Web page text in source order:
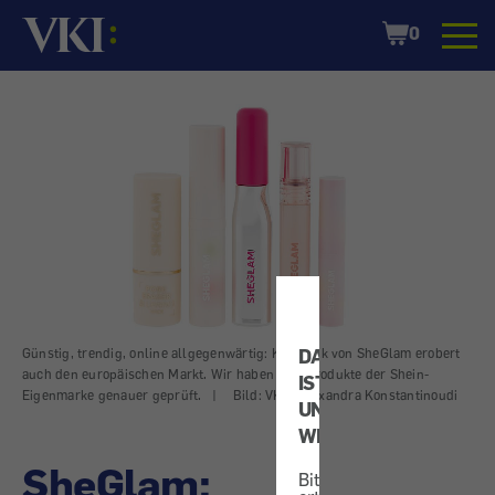
DATENSCHUTZ
IST
UNS
WICHTIG!
Bitte
Startseite
Shopping
Cart
0
Günstig, trendig, online allgegenwärtig: Kosmetik von SheGlam erobert
auch den europäischen Markt. Wir haben fünf Produkte der Shein-
Eigenmarke genauer geprüft.
| Bild: VKI / Alexandra Konstantinoudi
SheGlam: